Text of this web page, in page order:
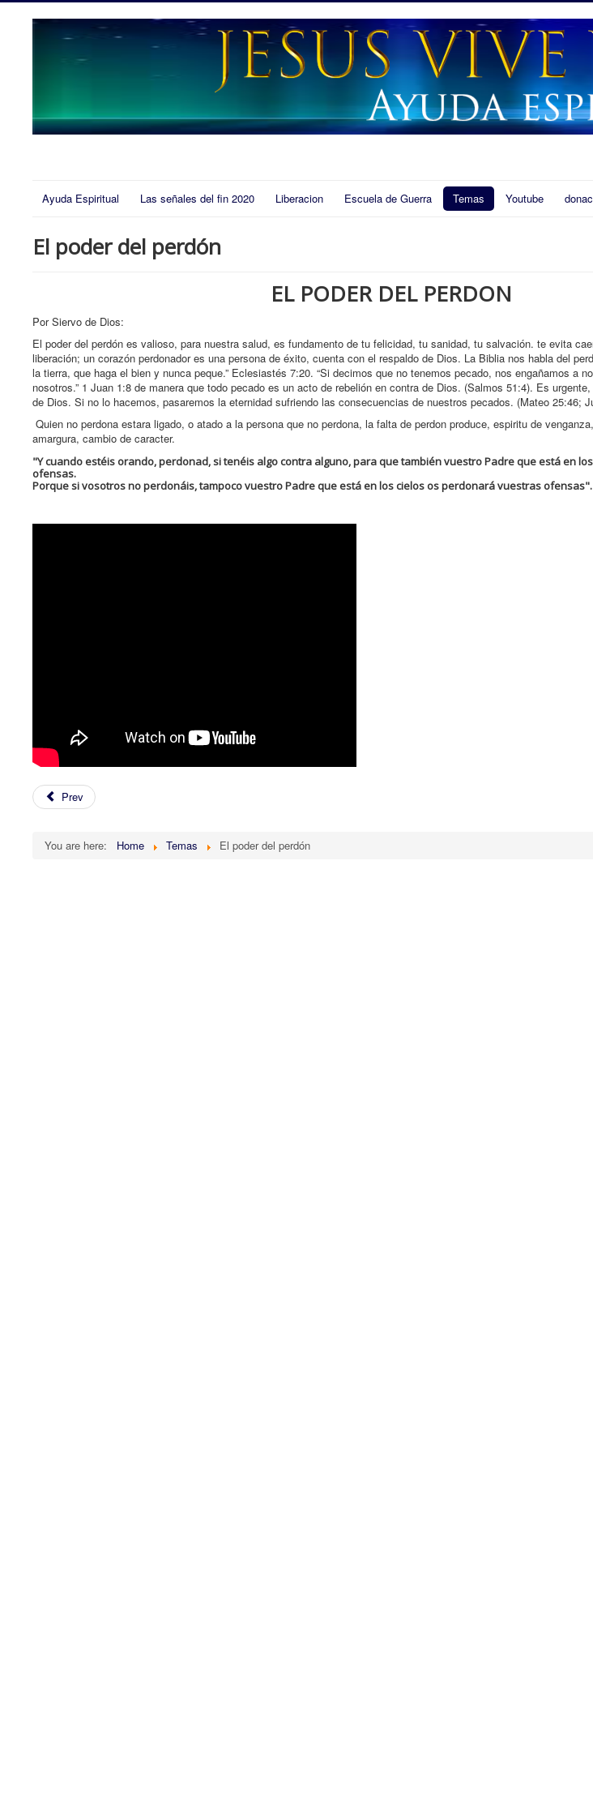
Ayuda Espiritual Las señales del fin 2020 Liberacion Escuela de Guerra Temas Youtube
El poder del perdón
EL PODER DEL PERDON
Por Siervo de Dios:
El poder del perdón es valioso, para nuestra salud, es fundamento de tu felicidad, tu sanidad, tu salvación. te evita
liberación; un corazón perdonador es una persona de éxito, cuenta con el respaldo de Dios. La Biblia nos habla del
la tierra, que haga el bien y nunca peque.” Eclesiastés 7:20. “Si decimos que no tenemos pecado, nos engañamos a
nosotros.” 1 Juan 1:8 de manera que todo pecado es un acto de rebelión en contra de Dios. (Salmos 51:4). Es
de Dios. Si no lo hacemos, pasaremos la eternidad sufriendo las consecuencias de nuestros pecados. (Mateo 25:46;
Quien no perdona estara ligado, o atado a la persona que no perdona, la falta de perdon produce, espiritu de
amargura, cambio de caracter.
"Y cuando estéis orando, perdonad, si tenéis algo contra alguno, para que también vuestro Padre que está en
ofensas.
Porque si vosotros no perdonáis, tampoco vuestro Padre que está en los cielos os perdonará vuestras ofensas".
Prev
You are here: Home Temas El poder del perdón